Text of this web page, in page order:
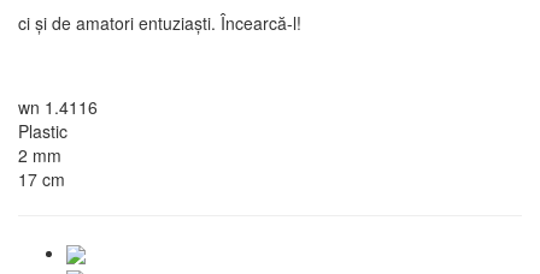
ci și de amatori entuziaști. Încearcă-l!
wn 1.4116
Plastic
2 mm
17 cm